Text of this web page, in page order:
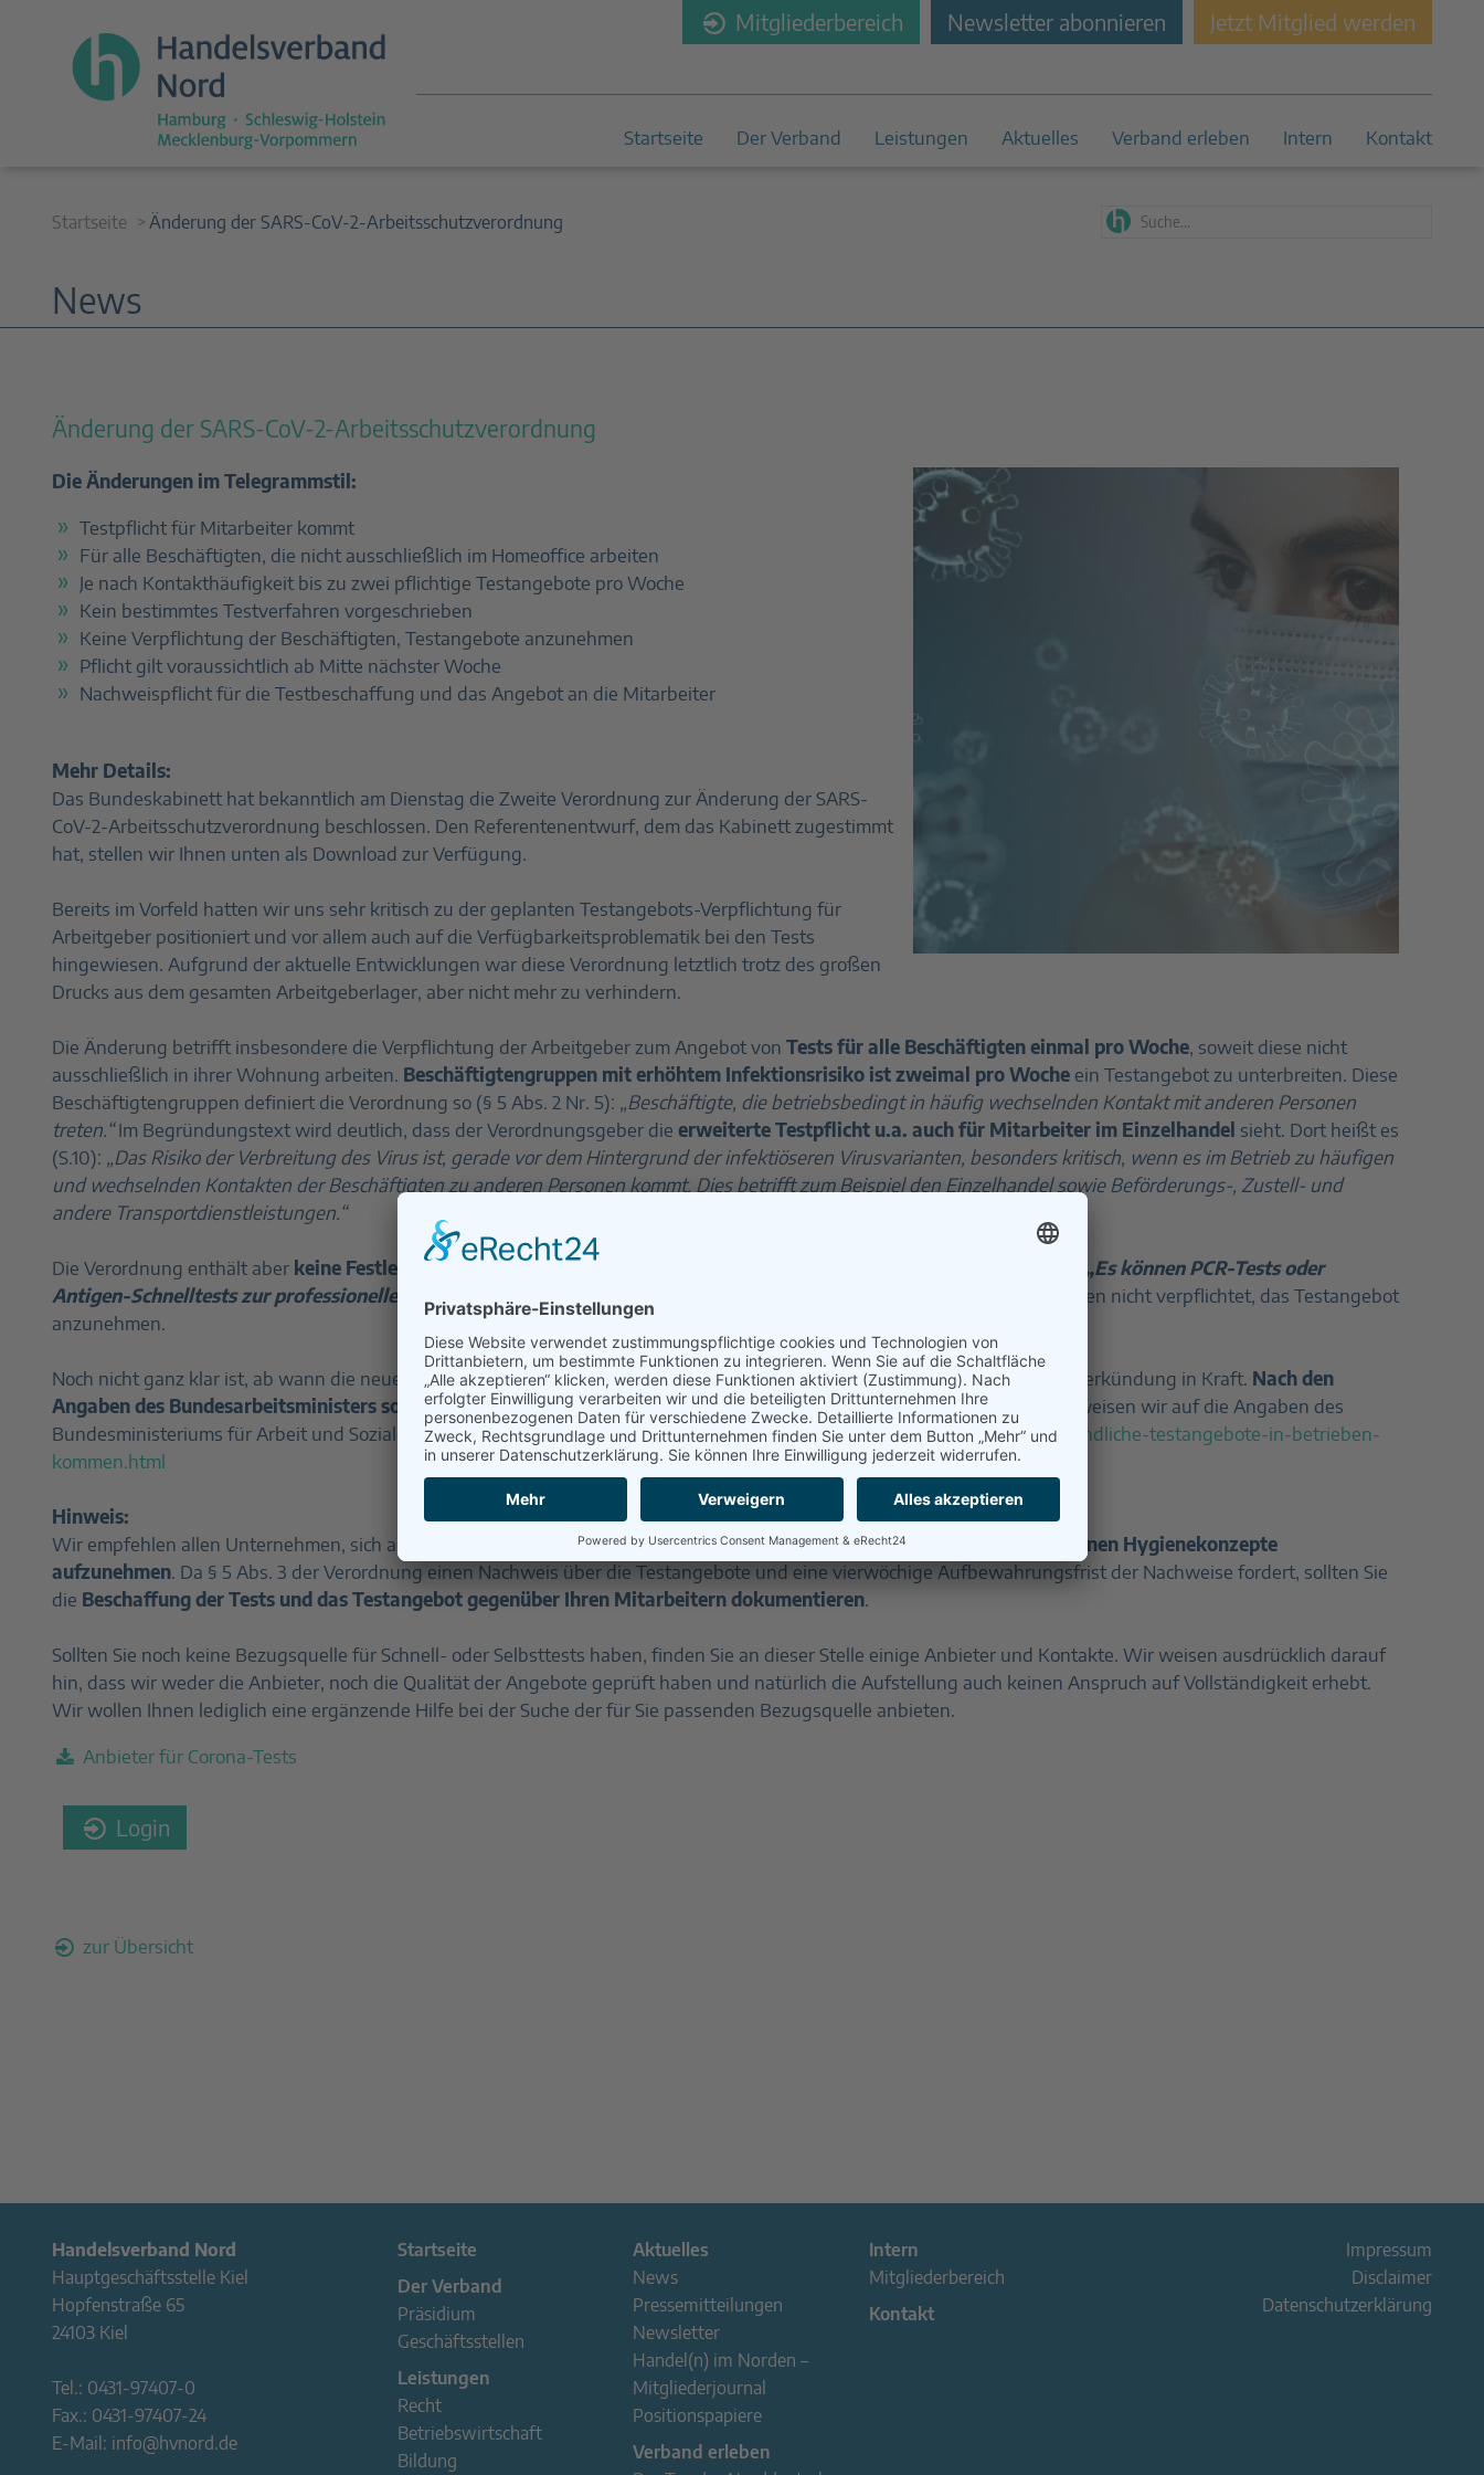
Mitgliederbereich Newsletter abonnieren Jetzt Mitglied werden
Startseite Der Verband Leistungen Aktuelles Verband erleben Intern Kontakt
Startseite Änderung der SARS-CoV-2-Arbeitsschutzverordnung
News
Änderung der SARS-CoV-2-Arbeitsschutzverordnung
Die Änderungen im Telegrammstil:
Testpflicht für Mitarbeiter kommt
Für alle Beschäftigten, die nicht ausschließlich im Homeoffice arbeiten
Je nach Kontakthäufigkeit bis zu zwei pflichtige Testangebote pro Woche
Kein bestimmtes Testverfahren vorgeschrieben
Keine Verpflichtung der Beschäftigten, Testangebote anzunehmen
Pflicht gilt voraussichtlich ab Mitte nächster Woche
Nachweispflicht für die Testbeschaffung und das Angebot an die Mitarbeiter
Mehr Details:
Das Bundeskabinett hat bekanntlich am Dienstag die Zweite Verordnung zur Änderung der SARS-
CoV-2-Arbeitsschutzverordnung beschlossen. Den Referentenentwurf, dem das Kabinett zugestimmt
hat, stellen wir Ihnen unten als Download zur Verfügung.
Bereits im Vorfeld hatten wir uns sehr kritisch zu der geplanten Testangebots-Verpflichtung für
Arbeitgeber positioniert und vor allem auch auf die Verfügbarkeitsproblematik bei den Tests
hingewiesen. Aufgrund der aktuelle Entwicklungen war diese Verordnung letztlich trotz des großen
Drucks aus dem gesamten Arbeitgeberlager, aber nicht mehr zu verhindern.
Die Änderung betrifft insbesondere die Verpflichtung der Arbeitgeber zum Angebot von Tests für alle Beschäftigten einmal pro Woche, soweit diese nicht
ausschließlich in ihrer Wohnung arbeiten. Beschäftigtengruppen mit erhöhtem Infektionsrisiko ist zweimal pro Woche ein Testangebot zu unterbreiten. Diese
Beschäftigtengruppen definiert die Verordnung so (§ 5 Abs. 2 Nr. 5): „Beschäftigte, die betriebsbedingt in häufig wechselnden Kontakt mit anderen Personen
treten.“Im Begründungstext wird deutlich, dass der Verordnungsgeber die erweiterte Testpflicht u.a. auch für Mitarbeiter im Einzelhandel sieht. Dort heißt es
(S.10): „Das Risiko der Verbreitung des Virus ist, gerade vor dem Hintergrund der infektiöseren Virusvarianten, besonders kritisch, wenn es im Betrieb zu häufigen
und wechselnden Kontakten der Beschäftigten zu anderen Personen kommt. Dies betrifft zum Beispiel den Einzelhandelsowie Beförderungs-, Zustell- und
andere Transportdienstleistungen.“
Die Verordnung enthält aber keine Festlegung auf ein bestimmtes Testverfahren.
„Es können PCR-Tests oder
Antigen-Schnelltests zur professionellen oder zur Selbstanwendung angeboten werden.“
Die Beschäftigten selbst werden nicht verpflichtet, das Testangebot
anzunehmen.
Noch nicht ganz klar ist, ab wann die neue Verordnung gelten wird. Laut Verordnungstext tritt sie am fünften Tag nach der Verkündung in Kraft. Nach den
Angaben des Bundesarbeitsministers soll das Mitte nächster Woche der Fall sein.Für weitergehende Informationen verweisen wir auf die Angaben des
Bundesministeriums für Arbeit und Soziales (BMAS):https://www.bmas.de/DE/Service/Presse/Pressemitteilungen/2021/verbindliche-testangebote-in-betrieben-
kommen.html
Hinweis:
Wir empfehlen allen Unternehmen, sich auf die Testpflicht vorzubereiten und den jeweiligenDurchführungsweg in die eigenen Hygienekonzepte
aufzunehmen. Da § 5 Abs. 3 der Verordnung einen Nachweis über die Testangebote und eine vierwöchige Aufbewahrungsfrist der Nachweise fordert, sollten Sie
die Beschaffung der Tests und das Testangebot gegenüber Ihren Mitarbeitern dokumentieren.
Sollten Sie noch keine Bezugsquelle für Schnell- oder Selbsttests haben, finden Sie an dieser Stelle einige Anbieter und Kontakte. Wir weisen ausdrücklich darauf
hin, dass wir weder die Anbieter, noch die Qualität der Angebote geprüft haben und natürlich die Aufstellung auch keinen Anspruch auf Vollständigkeit erhebt.
Wir wollen Ihnen lediglich eine ergänzende Hilfe bei der Suche der für Sie passenden Bezugsquelle anbieten.
Anbieter für Corona-Tests
Login
zur Übersicht
Handelsverband Nord
Hauptgeschäftsstelle Kiel
Hopfenstraße 65
24103 Kiel
Tel.: 0431-97407-0
Fax.: 0431-97407-24
E-Mail: info@hvnord.de
Startseite
Der Verband
Präsidium
Geschäftsstellen
Leistungen
Recht
Betriebswirtschaft
Bildung
Aktuelles
News
Pressemitteilungen
Newsletter
Handel(n) im Norden –
Mitgliederjournal
Positionspapiere
Verband erleben
Intern
Mitgliederbereich
Kontakt
Impressum
Disclaimer
Datenschutzerklärung